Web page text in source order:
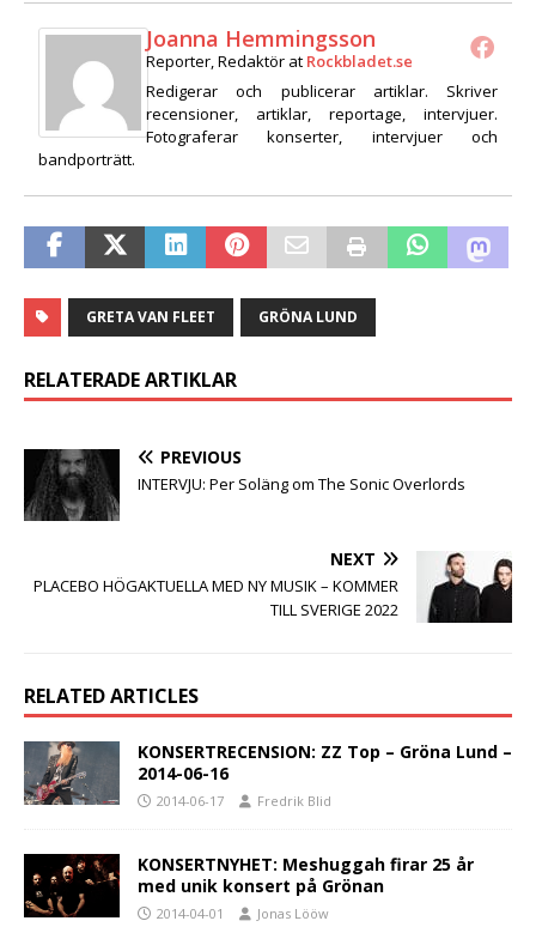
Joanna Hemmingsson
Reporter, Redaktör at Rockbladet.se
Redigerar och publicerar artiklar. Skriver
recensioner, artiklar, reportage, intervjuer.
Fotograferar konserter, intervjuer och
bandporträtt.
GRETA VAN FLEET GRÖNA LUND
RELATERADE ARTIKLAR
PREVIOUS
INTERVJU: Per Soläng om The Sonic Overlords
NEXT
PLACEBO HÖGAKTUELLA MED NY MUSIK – KOMMER
TILL SVERIGE 2022
RELATED ARTICLES
KONSERTRECENSION: ZZ Top – Gröna Lund –
2014-06-16
2014-06-17 Fredrik Blid
KONSERTNYHET: Meshuggah firar 25 år
med unik konsert på Grönan
2014-04-01 Jonas Lööw